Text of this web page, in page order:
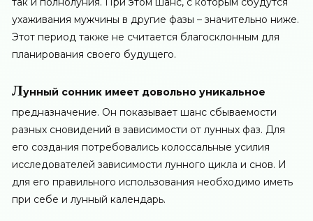
ухаживания мужчины в другие фазы – значительно ниже.
Этот период также не считается благосклонным для
планирования своего будущего.
Лунный сонник имеет довольно уникальное
предназначение. Он показывает шанс сбываемости
разных сновидений в зависимости от лунных фаз. Для
его создания потребовались колоссальные усилия
исследователей зависимости лунного цикла и снов. И
для его правильного использования необходимо иметь
при себе и лунный календарь.